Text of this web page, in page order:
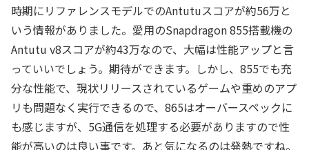
時期にリファレンスモデルでのAntutuスコアが約56万と
いう情報がありました。愛用のSnapdragon 855搭載機の
Antutu v8スコアが約43万なので、大幅は性能アップと言
っていいでしょう。期待ができます。しかし、855でも充
分な性能で、現状リリースされているゲームや重めのアプ
リも問題なく実行できるので、865はオーバースペックに
も感じますが、5G通信を処理する必要がありますので性
能が高いのは良い事です。あと気になるのは発熱ですね。